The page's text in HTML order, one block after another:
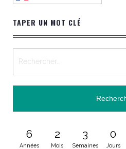
TAPER UN MOT CLÉ
6
Années
2
Mois
3
Semaines
0
Jours